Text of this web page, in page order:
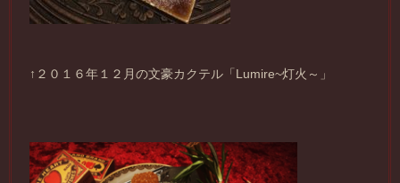
↑２０１６年１２月の文豪カクテル「Lumire~灯火～」